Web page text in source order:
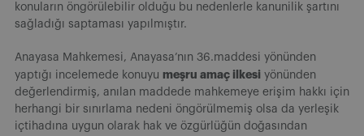
konuların öngörülebilir olduğu bu nedenlerle kanunilik şartını
sağladığı saptaması yapılmıştır.
Anayasa Mahkemesi, Anayasa’nın 36.maddesi yönünden
yaptığı incelemede konuyu meşru amaç ilkesi yönünden
değerlendirmiş, anılan maddede mahkemeye erişim hakkı için
herhangi bir sınırlama nedeni öngörülmemiş olsa da yerleşik
içtihadına uygun olarak hak ve özgürlüğün doğasından